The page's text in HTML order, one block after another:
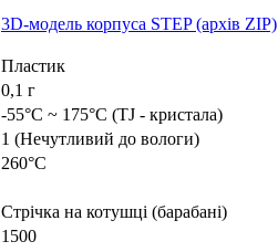
3D-модель корпуса STEP (архів ZIP)
Пластик
0,1 г
-55°C ~ 175°C (TJ - кристала)
1 (Нечутливий до вологи)
260°C
Стрічка на котушці (барабані)
1500